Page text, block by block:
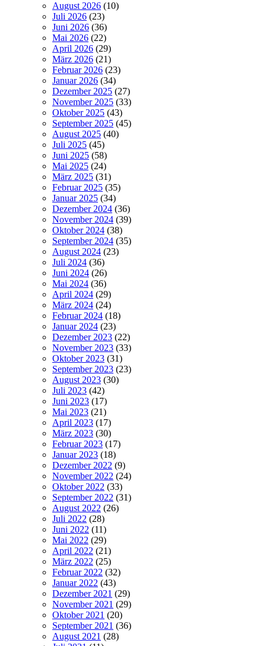
August 2026 (10)
Juli 2026 (23)
Juni 2026 (36)
Mai 2026 (22)
April 2026 (29)
März 2026 (21)
Februar 2026 (23)
Januar 2026 (34)
Dezember 2025 (27)
November 2025 (33)
Oktober 2025 (43)
September 2025 (45)
August 2025 (40)
Juli 2025 (45)
Juni 2025 (58)
Mai 2025 (24)
März 2025 (31)
Februar 2025 (35)
Januar 2025 (34)
Dezember 2024 (36)
November 2024 (39)
Oktober 2024 (38)
September 2024 (35)
August 2024 (23)
Juli 2024 (36)
Juni 2024 (26)
Mai 2024 (36)
April 2024 (29)
März 2024 (24)
Februar 2024 (18)
Januar 2024 (23)
Dezember 2023 (22)
November 2023 (33)
Oktober 2023 (31)
September 2023 (23)
August 2023 (30)
Juli 2023 (42)
Juni 2023 (17)
Mai 2023 (21)
April 2023 (17)
März 2023 (30)
Februar 2023 (17)
Januar 2023 (18)
Dezember 2022 (9)
November 2022 (24)
Oktober 2022 (33)
September 2022 (31)
August 2022 (26)
Juli 2022 (28)
Juni 2022 (11)
Mai 2022 (29)
April 2022 (21)
März 2022 (25)
Februar 2022 (32)
Januar 2022 (43)
Dezember 2021 (29)
November 2021 (29)
Oktober 2021 (20)
September 2021 (36)
August 2021 (28)